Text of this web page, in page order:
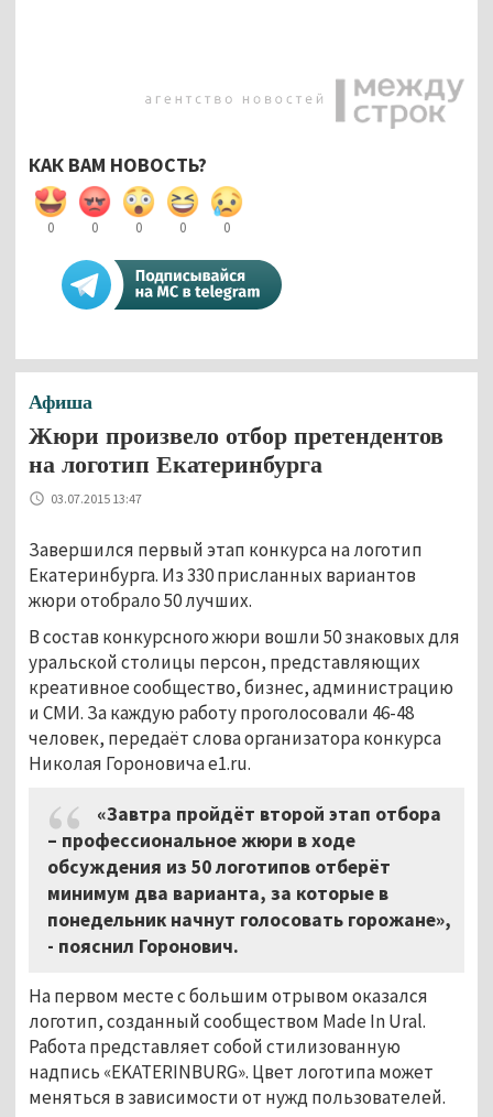
КАК ВАМ НОВОСТЬ?
0 0 0 0 0
Афиша
Жюри произвело отбор претендентов
на логотип Екатеринбурга
03.07.2015 13:47
Завершился первый этап конкурса на логотип
Екатеринбурга. Из 330 присланных вариантов
жюри отобрало 50 лучших.
В состав конкурсного жюри вошли 50 знаковых для
уральской столицы персон, представляющих
креативное сообщество, бизнес, администрацию
и СМИ. За каждую работу проголосовали 46-48
человек, передаёт слова организатора конкурса
Николая Гороновича e1.ru.
«Завтра пройдёт второй этап отбора
– профессиональное жюри в ходе
обсуждения из 50 логотипов отберёт
минимум два варианта, за которые в
понедельник начнут голосовать горожане»,
- пояснил Горонович.
На первом месте с большим отрывом оказался
логотип, созданный сообществом Made In Ural.
Работа представляет собой стилизованную
надпись «EKATERINBURG». Цвет логотипа может
меняться в зависимости от нужд пользователей.